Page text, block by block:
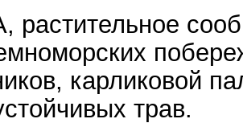
растительное
карликовой
трав.